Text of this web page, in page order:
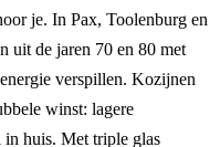
je. In Pax, Toolenburg en
uit de jaren 70 en 80 met
verspillen. Kozijnen
winst: lagere
huis. Met triple glas